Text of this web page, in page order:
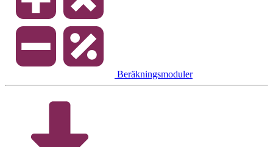
Beräkningsmoduler